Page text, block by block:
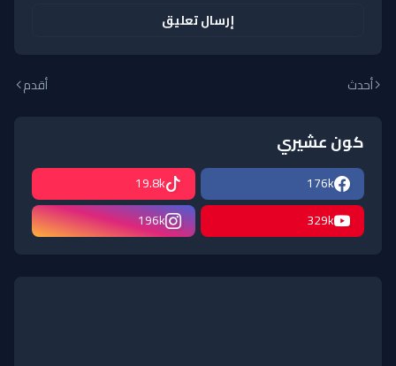
إرسال تعليق
أحدث أقدم
كون عشيري
176k
19.8k
329k
196k